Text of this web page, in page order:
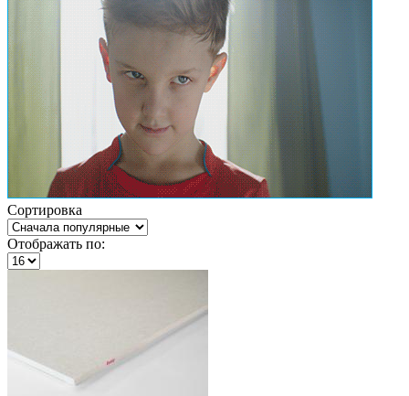
Сортировка
Отображать по: